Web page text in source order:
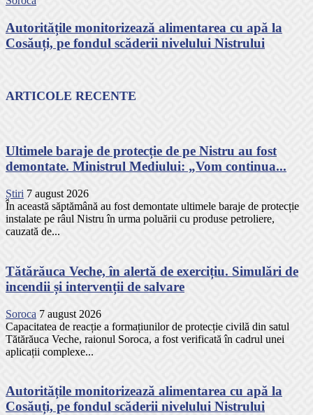
Autoritățile monitorizează alimentarea cu apă la
Cosăuți, pe fondul scăderii nivelului Nistrului
ARTICOLE RECENTE
Ultimele baraje de protecție de pe Nistru au fost
demontate. Ministrul Mediului: „Vom continua...
Știri 7 august 2026
În această săptămână au fost demontate ultimele baraje de protecție
instalate pe râul Nistru în urma poluării cu produse petroliere,
cauzată de...
Tătărăuca Veche, în alertă de exercițiu. Simulări de
incendii și intervenții de salvare
Soroca 7 august 2026
Capacitatea de reacție a formațiunilor de protecție civilă din satul
Tătărăuca Veche, raionul Soroca, a fost verificată în cadrul unei
aplicații complexe...
Autoritățile monitorizează alimentarea cu apă la
Cosăuți, pe fondul scăderii nivelului Nistrului